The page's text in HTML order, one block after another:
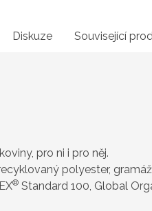
Diskuze Související
, pro ni i pro něj.
recyklovaný polyester,
® Standard 100, Global